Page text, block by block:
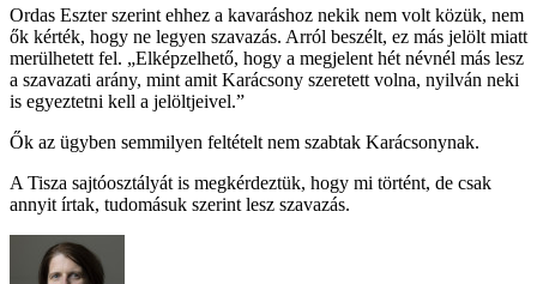
Ordas Eszter szerint ehhez a kavaráshoz nekik nem volt közük, nem
ők kérték, hogy ne legyen szavazás. Arról beszélt, ez más jelölt miatt
merülhetett fel. „Elképzelhető, hogy a megjelent hét névnél más lesz
a szavazati arány, mint amit Karácsony szeretett volna, nyilván neki
is egyeztetni kell a jelöltjeivel.”
Ők az ügyben semmilyen feltételt nem szabtak Karácsonynak.
A Tisza sajtóosztályát is megkérdeztük, hogy mi történt, de csak
annyit írtak, tudomásuk szerint lesz szavazás.